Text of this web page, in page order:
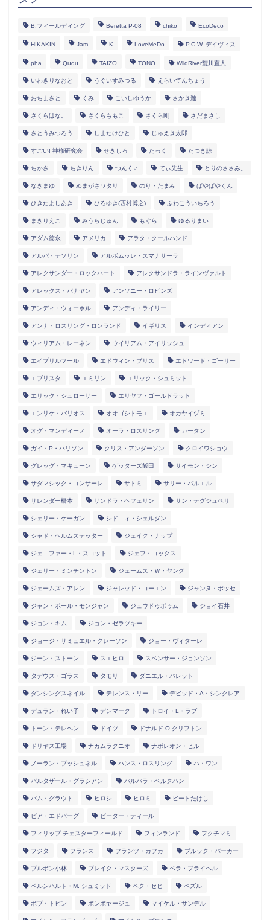
B.フィールディング Beretta P-08 chiko EcoDeco
HIKAKIN Jam K LoveMeDo P.C.W. デイヴィス
pha Ququ TAIZO TONO WildRiver荒川直人
いわきりなおと うぐいすみつる えらいてんちょう
おちまさと くみ こいしゆうか さかき漣
さくらはな。 さくらももこ さくら剛 さだまさし
さとうみつろう しまたけひと じゅえき太郎
すごい! 神様研究会 せきしろ たっく たつき諒
ちかさ ちきりん つんく♂ てぃ先生 とりのささみ。
なぎまゆ ぬまがさワタリ のり・たまみ ぱやぱやくん
ひきたよしあき ひろゆき(西村博之) ふわこういちろう
まきりえこ みうらじゅん もぐら ゆるりまい
アダム徳永 アメリカ アラタ・クールハンド
アルパ・テソリン アルボムッレ・スマナサーラ
アレクサンダー・ロックハート アレクサンドラ・ラインヴァルト
アレックス・バナヤン アンソニー・ロビンズ
アンディ・ウォーホル アンディ・ライリー
アンナ・ロスリング・ロンランド イギリス インディアン
ウィリアム・レーネン ウイリアム・アイリッシュ
エイプリルフール エドウィン・ブリス エドワード・ゴーリー
エブリスタ エミリン エリック・シュミット
エリック・シュローサー エリヤフ・ゴールドラット
エンリケ・バリオス オオゴシトモエ オカヤイヅミ
オグ・マンディーノ オーラ・ロスリング カータン
ガイ・P・ハリソン クリス・アンダーソン クロイワショウ
グレッグ・マキューン ゲッターズ飯田 サイモン・シン
サダマシック・コンサーレ サトミ サリー・バルエル
サレンダー橋本 サンドラ・ヘフェリン サン・テグジュペリ
シェリー・ケーガン シドニィ・シェルダン
シャド・ヘルムステッター ジェイク・ナップ
ジェニファー・L・スコット ジェフ・コックス
ジェリー・ミンチントン ジェームス・Ｗ・ヤング
ジェームズ・アレン ジャレッド・コーエン ジャンヌ・ボッセ
ジャン・ポール・モンジャン ジュウドゥポゥム ジョイ石井
ジョン・キム ジョン・ゼラツキー
ジョージ・サミュエル・クレーソン ジョー・ヴィターレ
ジーン・ストーン スエヒロ スペンサー・ジョンソン
タデウス・ゴラス タモリ ダニエル・バレット
ダンシングスネイル テレンス・リー デビッド・A・シンクレア
デュラン・れい子 デンマーク トロイ・L・ラブ
トーン・テレヘン ドイツ ドナルド O.クリフトン
ドリヤス工場 ナカムラクニオ ナポレオン・ヒル
ノーラン・ブッシュネル ハンス・ロスリング ハ・ワン
バルタザール・グラシアン バルバラ・ベルクハン
パム・グラウト ヒロシ ヒロミ ビートたけし
ピア・エドバーグ ピーター・ティール
フィリップ チェスターフィールド フィンランド フクチマミ
フジタ フランス フランツ・カフカ ブルック・バーカー
ブルボン小林 ブレイク・マスターズ ベラ・ブライヘル
ベルンハルト・M. シュミッド ペク・セヒ ペズル
ボブ・トビン ボンボヤージュ マイケル・サンデル